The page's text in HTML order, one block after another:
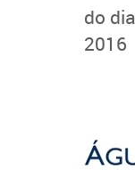
do
2016